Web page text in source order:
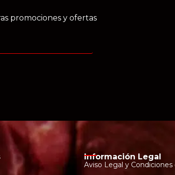
promociones y ofertas
Información Legal
Aviso Legal y Condiciones